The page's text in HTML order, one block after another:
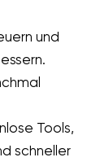
und
Tools,
schneller